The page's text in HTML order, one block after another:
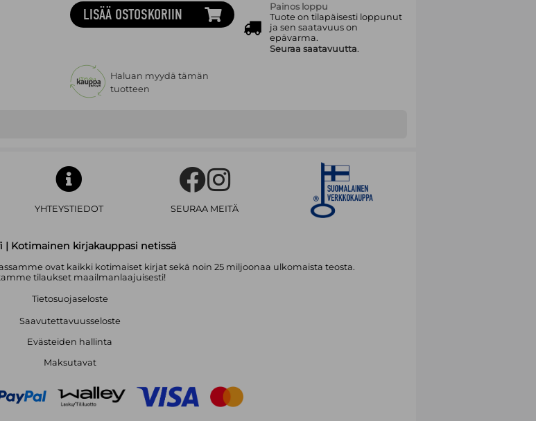
theoretical thinking in the study of metaphony.
LISÄÄ OSTOSKORIIN
Painos loppu
Tuote on tilapäisesti loppunut
ja sen saatavuus on
epävarma.
Seuraa saatavuutta.
Haluan myydä tämän
tuotteen
YHTEYSTIEDOT SEURAA MEITÄ
| Kotimainen kirjakauppasi netissä
ovat kaikki kotimaiset kirjat sekä noin 25 miljoonaa ulkomaista teosta.
tilaukset maailmanlaajuisesti!
Tietosuojaseloste
Saavutettavuusseloste
Evästeiden hallinta
Maksutavat